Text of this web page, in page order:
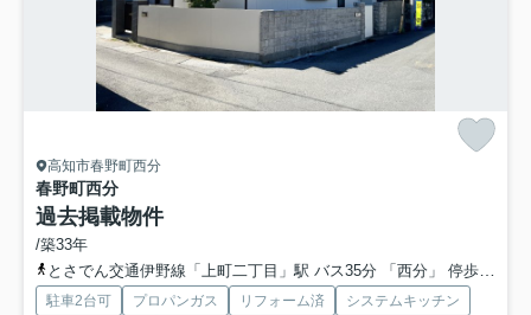
高知市春野町西分
春野町西分
過去掲載物件
/築33年
とさでん交通伊野線「上町二丁目」駅 バス35分 「西分」 停歩1分
駐車2台可 プロパンガス リフォーム済
システムキッチン